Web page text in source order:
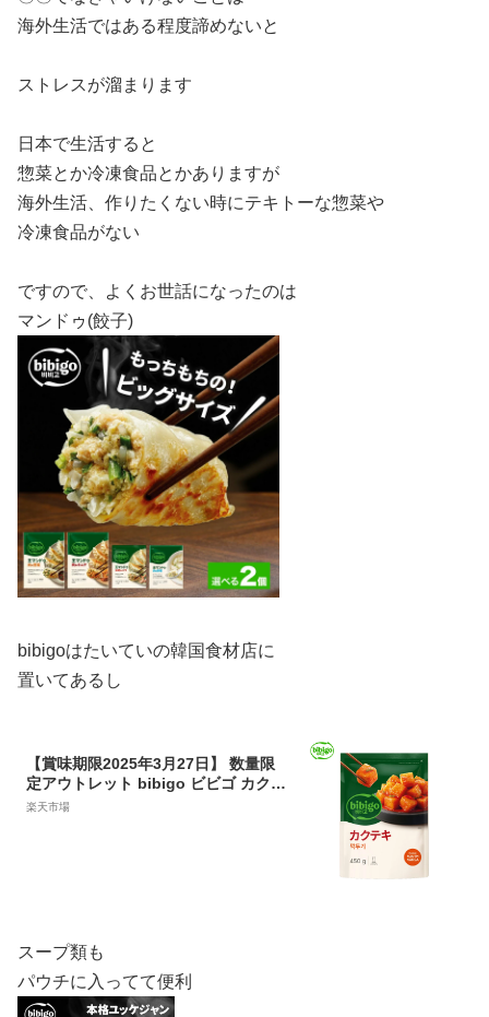
海外生活ではある程度諦めないと
ストレスが溜まります
日本で生活すると
惣菜とか冷凍食品とかありますが
海外生活、作りたくない時にテキトーな惣菜や
冷凍食品がない
ですので、よくお世話になったのは
マンドゥ(餃子)
bibigoはたいていの韓国食材店に
置いてあるし
【賞味期限2025年3月27日】 数量限
定アウトレット bibigo ビビゴ カクテ
キキムチ450g クール便 キムチ 韓国
楽天市場
スープ類も
パウチに入ってて便利